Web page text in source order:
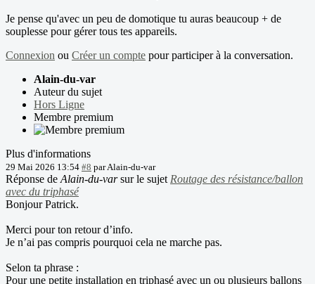
Je pense qu'avec un peu de domotique tu auras beaucoup + de
souplesse pour gérer tous tes appareils.
Connexion ou Créer un compte pour participer à la conversation.
Alain-du-var
Auteur du sujet
Hors Ligne
Membre premium
Plus d'informations
29 Mai 2026 13:54 #8 parAlain-du-var
Réponse de Alain-du-varsur le sujet Routage des résistance/ballon
avec du triphasé
Bonjour Patrick.
Merci pour ton retour d’info.
Je n’ai pas compris pourquoi cela ne marche pas.
Selon ta phrase :
Pour une petite installation en triphasé avec un ou plusieurs ballons